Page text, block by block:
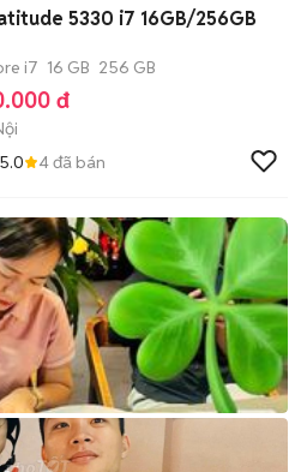
5330 i7 16GB/256GB
i7 16 GB 256 GB
đ
5.0 4đã bán